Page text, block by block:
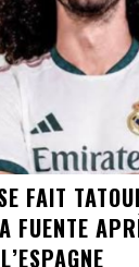
FAIT
FUENTE